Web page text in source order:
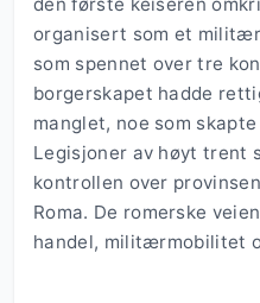
organisert som et
som spennet over tre
borgerskapet hadde
manglet, noe som
Legisjoner av høyt trent
kontrollen over
Roma. De romerske
handel, militærmobilitet